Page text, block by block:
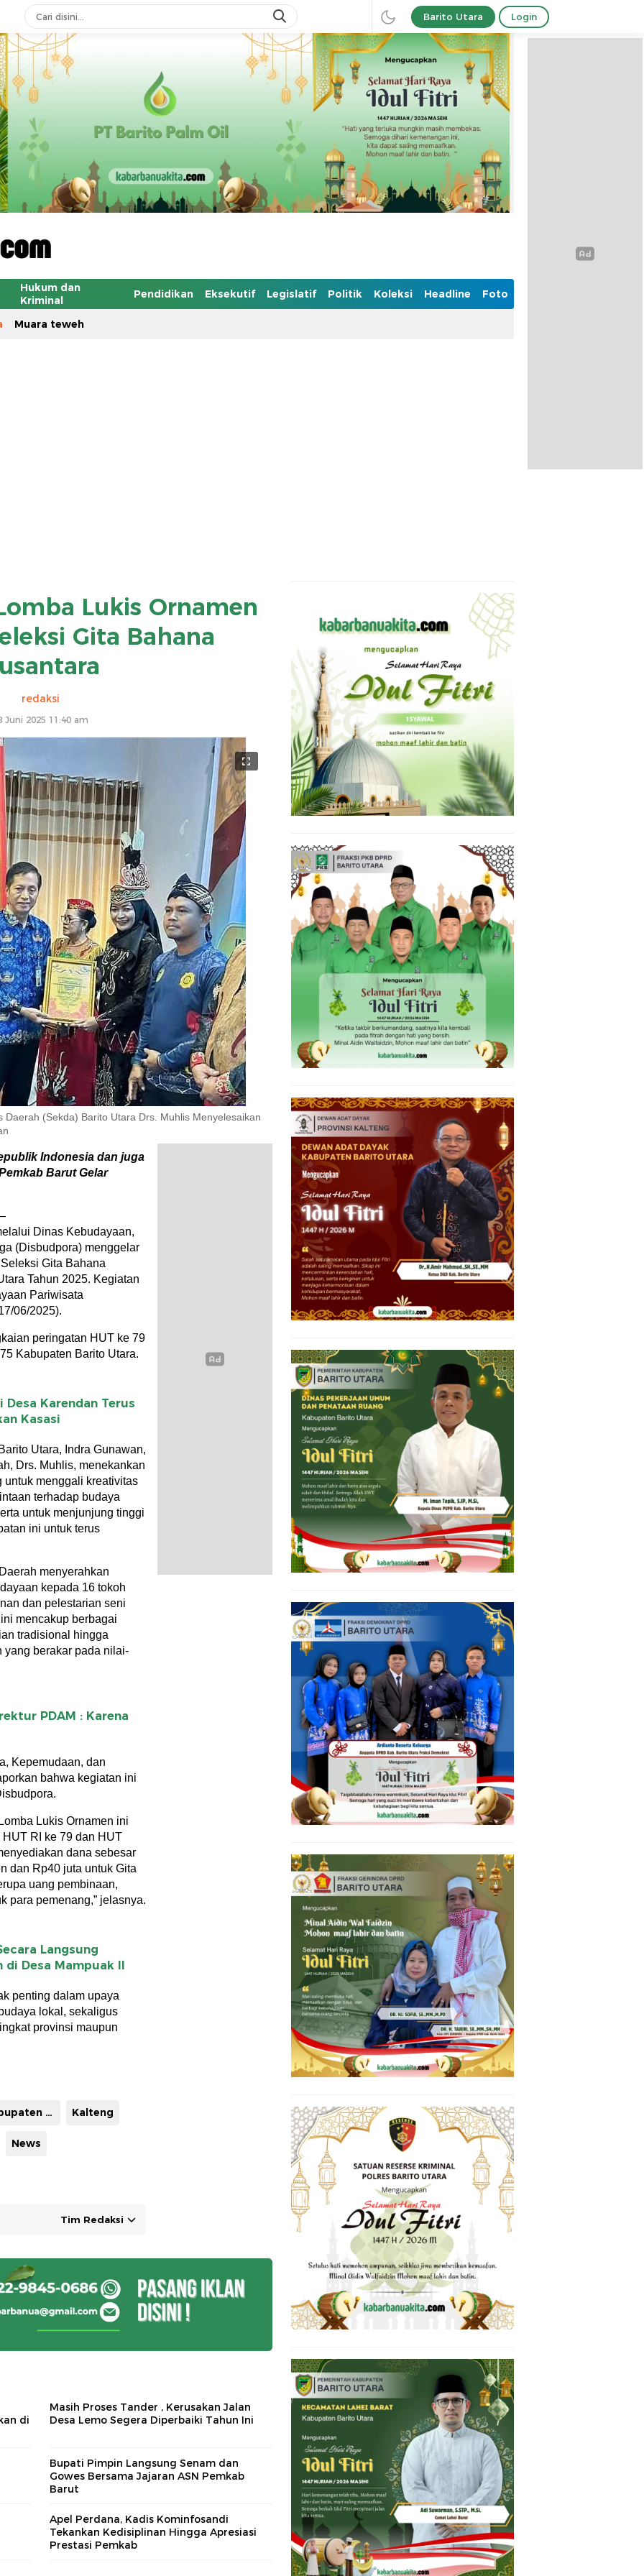
Barito Utara Login
Hukum dan
Kriminal
Pendidikan Eksekutif Legislatif Politik Koleksi Headline Foto
Muara teweh
Lukis Ornamen
Gita Bahana
redaksi
Juni 2025 11:40 am
Daerah (Sekda) Barito Utara Drs. Muhlis Menyelesaikan
Indonesia dan juga
Barut Gelar
Dinas Kebudayaan,
(Disbudpora) menggelar
Gita Bahana
Tahun 2025. Kegiatan
Pariwisata
06/2025).
peringatan HUT ke 79
Kabupaten Barito Utara.
Desa Karendan Terus
Kasasi
Utara, Indra Gunawan,
Drs. Muhlis, menekankan
menggali kreativitas
terhadap budaya
untuk menjunjung tinggi
ini untuk terus
menyerahkan
kepada 16 tokoh
dan pelestarian seni
mencakup berbagai
tradisional hingga
yang berakar pada nilai-
PDAM : Karena
Kepemudaan, dan
bahwa kegiatan ini
Lukis Ornamen ini
RI ke 79 dan HUT
dana sebesar
dan Rp40 juta untuk Gita
uang pembinaan,
para pemenang,” jelasnya.
Langsung
di Desa Mampuak ll
penting dalam upaya
lokal, sekaligus
provinsi maupun
HUT kabupaten Barito Utara Kalteng
News
Tim Redaksi
di
Masih Proses Tander , Kerusakan Jalan
Desa Lemo Segera Diperbaiki Tahun Ini
Bupati Pimpin Langsung Senam dan
Gowes Bersama Jajaran ASN Pemkab
Barut
Apel Perdana, Kadis Kominfosandi
Tekankan Kedisiplinan Hingga Apresiasi
Prestasi Pemkab